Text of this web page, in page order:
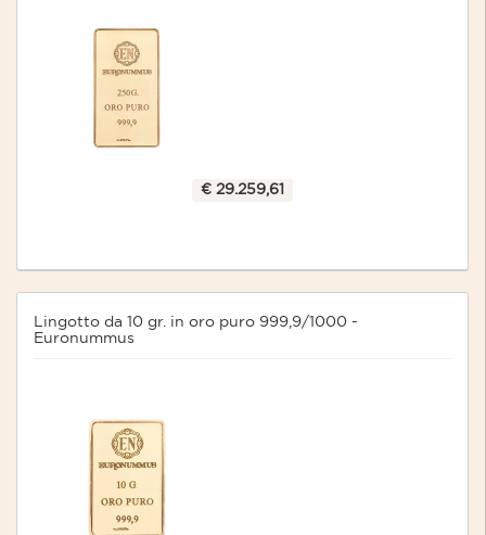
€ 29.259,61
Lingotto da 10 gr. in oro puro 999,9/1000 -
Euronummus